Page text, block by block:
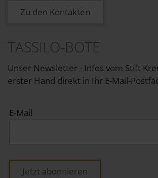
Zu den Kontakten
TASSILO-BOTE
Unser Newsletter - Infos vom Stift
erster Hand direkt in Ihr E-Mail-
E-Mail
Jetzt abonnieren